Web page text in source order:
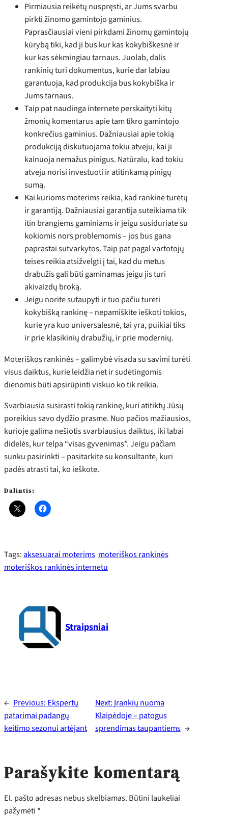
Pirmiausia reikėtų nuspręsti, ar Jums svarbu
pirkti žinomo gamintojo gaminius.
Paprasčiausiai vieni pirkdami žinomų gamintojų
kūrybą tiki, kad ji bus kur kas kokybiškesnė ir
kur kas sėkmingiau tarnaus. Juolab, dalis
rankinių turi dokumentus, kurie dar labiau
garantuoja, kad produkcija bus kokybiška ir
Jums tarnaus.
Taip pat naudinga internete perskaityti kitų
žmonių komentarus apie tam tikro gamintojo
konkrečius gaminius. Dažniausiai apie tokią
produkciją diskutuojama tokiu atveju, kai ji
kainuoja nemažus pinigus. Natūralu, kad tokiu
atveju norisi investuoti ir atitinkamą pinigų
sumą.
Kai kurioms moterims reikia, kad rankinė turėtų
ir garantiją. Dažniausiai garantija suteikiama tik
itin brangiems gaminiams ir jeigu susiduriate su
kokiomis nors problemomis – jos bus gana
paprastai sutvarkytos. Taip pat pagal vartotojų
teises reikia atsižvelgti į tai, kad du metus
drabužis gali būti gaminamas jeigu jis turi
akivaizdų broką.
Jeigu norite sutaupyti ir tuo pačiu turėti
kokybišką rankinę – nepamiškite ieškoti tokios,
kurie yra kuo universalesnė, tai yra, puikiai tiks
ir prie klasikinių drabužių, ir prie modernių.
Moteriškos rankinės – galimybė visada su savimi turėti
visus daiktus, kurie leidžia net ir sudėtingomis
dienomis būti apsirūpinti viskuo ko tik reikia.
Svarbiausia susirasti tokią rankinę, kuri atitiktų Jūsų
poreikius savo dydžio prasme. Nuo pačios mažiausios,
kurioje galima nešiotis svarbiausius daiktus, iki labai
didelės, kur telpa “visas gyvenimas”. Jeigu pačiam
sunku pasirinkti – pasitarkite su konsultante, kuri
padės atrasti tai, ko ieškote.
Dalintis:
Tags:aksesuarai moterims moteriškos rankinės
moteriškos rankinės internetu
Straipsniai
← Previous: Ekspertų
patarimai padangų
keitimo sezonui artėjant
Next: Įrankių nuoma
Klaipėdoje – patogus
sprendimas taupantiems →
Parašykite komentarą
El. pašto adresas nebus skelbiamas. Būtini laukeliai
pažymėti *